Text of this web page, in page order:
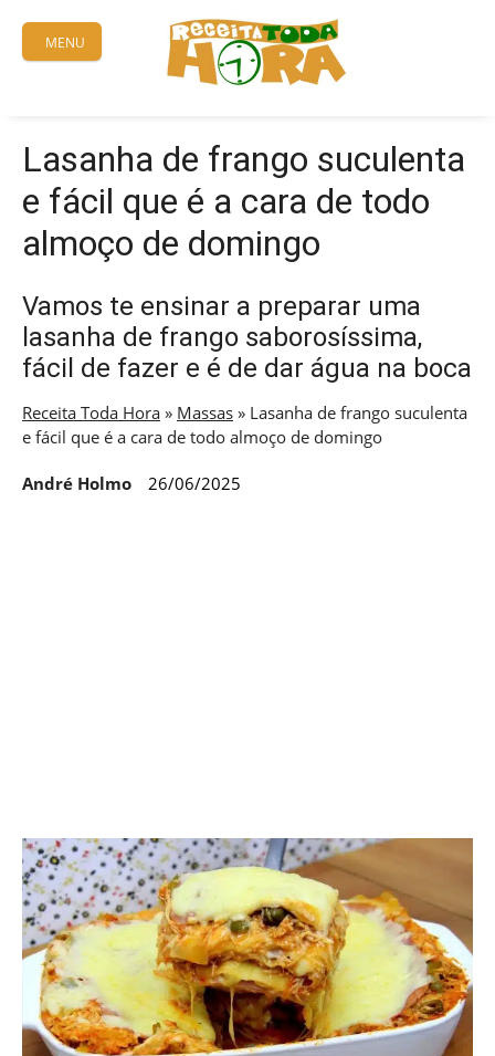
content
MENU
Lasanha de frango suculenta
e fácil que é a cara de todo
almoço de domingo
Vamos te ensinar a preparar uma
lasanha de frango saborosíssima,
fácil de fazer e é de dar água na boca
Receita Toda Hora » Massas » Lasanha de frango suculenta
e fácil que é a cara de todo almoço de domingo
André Holmo 26/06/2025